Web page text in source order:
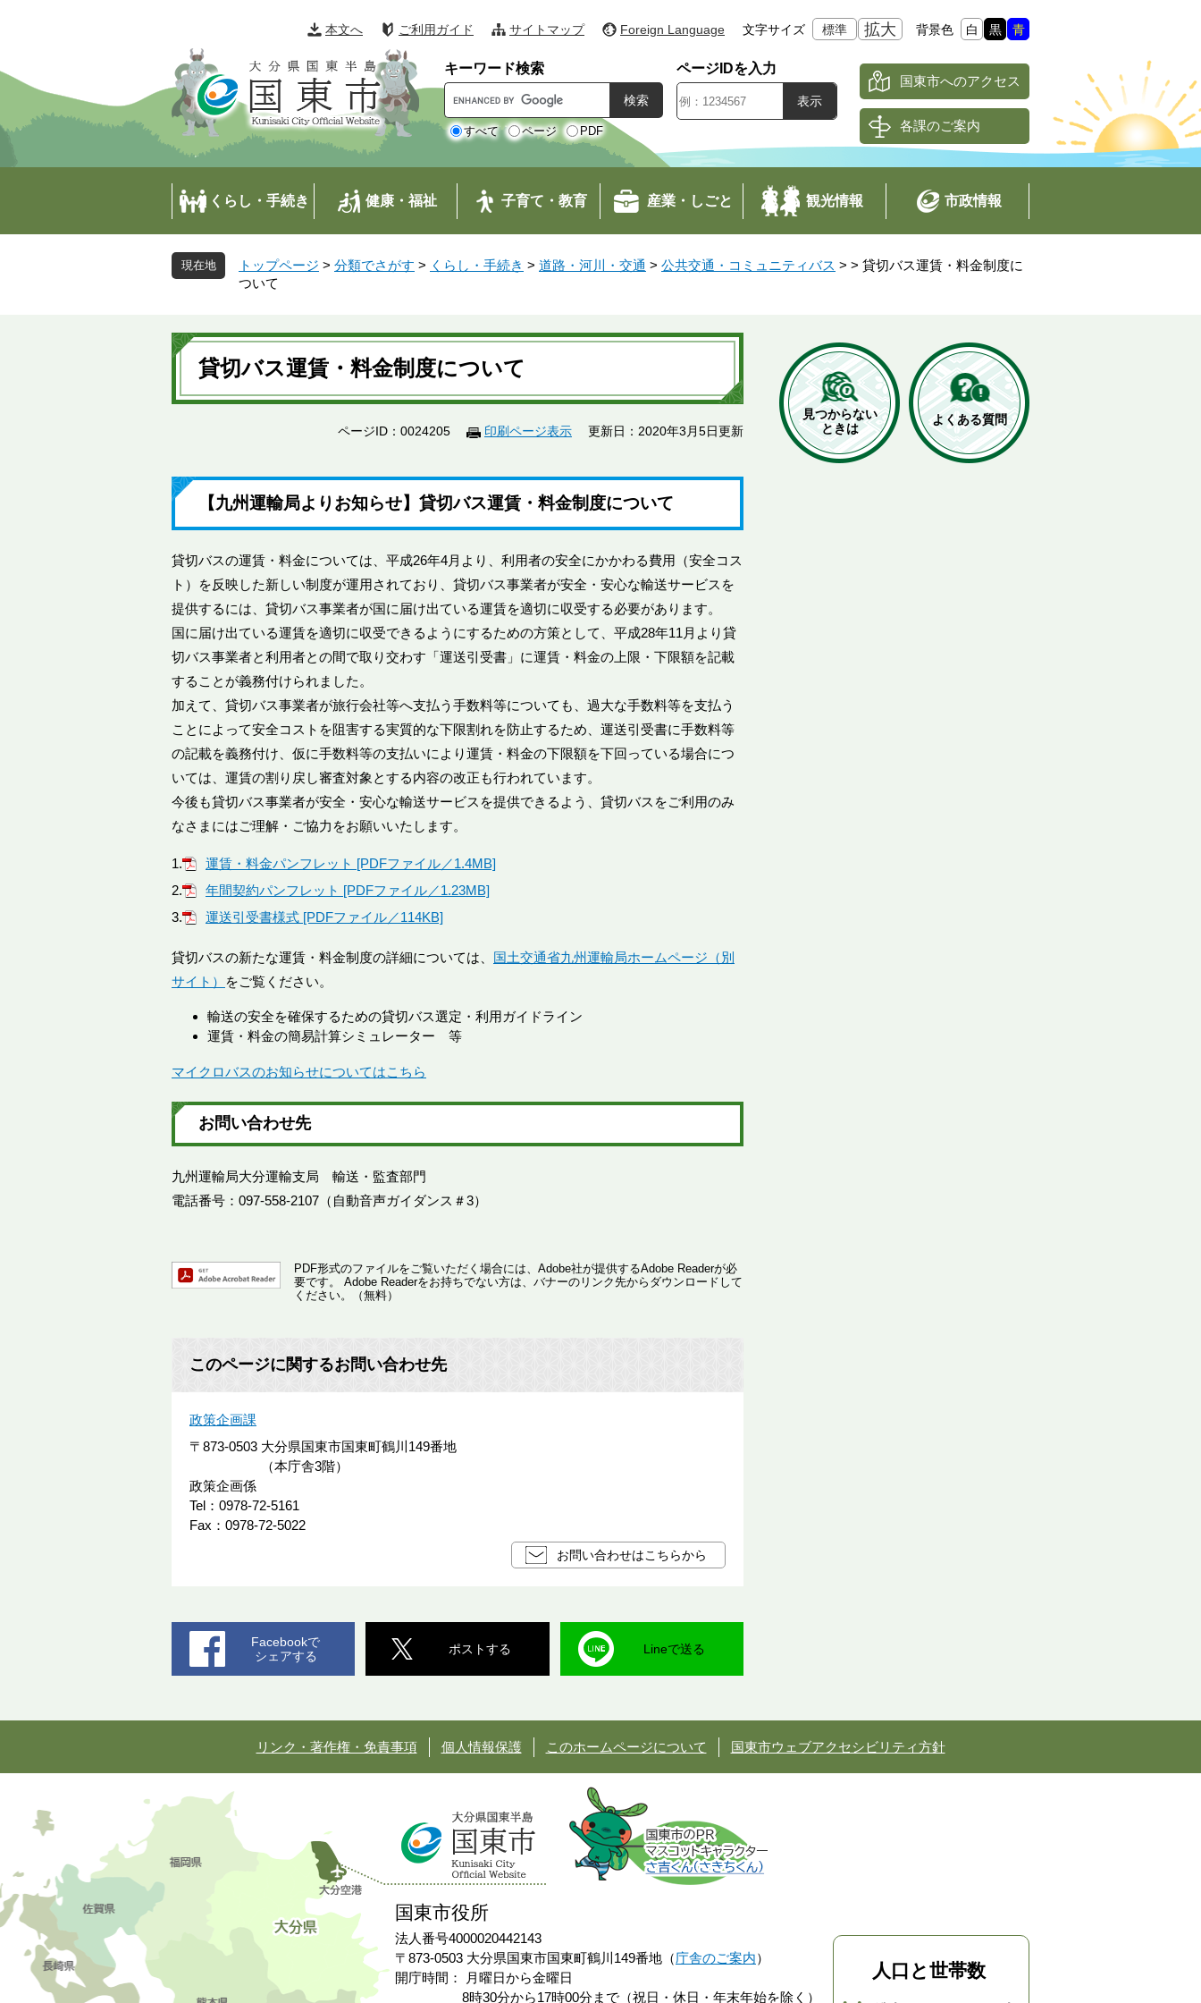
の
で
す
。
ー
ば
し
て
本文へ ご利用ガイド サイトマップ Foreign Language 文字サイズ 標準 拡大 背景色 白 黒 青
キーワード検索
o
o
l
ム
すべて ページ PDF
ページIDを入力
国東市へのアクセス
各課のご案内
くらし・手続き 健康・福祉 子育て・教育 産業・しごと 観光情報 市政情報
トップページ > 分類でさがす > くらし・手続き > 道路・河川・交通 > 公共交通・コミュニティバス > > 貸切バス運賃・料金制度に
ついて
本
文
貸切バス運賃・料金制度について
ページID：0024205 印刷ページ表示 更新日：2020年3月5日更新
【九州運輸局よりお知らせ】貸切バス運賃・料金制度について
貸切バスの運賃・料金については、平成26年4月より、利用者の安全にかかわる費用（安全コス
ト）を反映した新しい制度が運用されており、貸切バス事業者が安全・安心な輸送サービスを
提供するには、貸切バス事業者が国に届け出ている運賃を適切に収受する必要があります。
国に届け出ている運賃を適切に収受できるようにするための方策として、平成28年11月より貸
切バス事業者と利用者との間で取り交わす「運送引受書」に運賃・料金の上限・下限額を記載
することが義務付けられました。
加えて、貸切バス事業者が旅行会社等へ支払う手数料等についても、過大な手数料等を支払う
ことによって安全コストを阻害する実質的な下限割れを防止するため、運送引受書に手数料等
の記載を義務付け、仮に手数料等の支払いにより運賃・料金の下限額を下回っている場合につ
いては、運賃の割り戻し審査対象とする内容の改正も行われています。
今後も貸切バス事業者が安全・安心な輸送サービスを提供できるよう、貸切バスをご利用のみ
なさまにはご理解・ご協力をお願いいたします。
1.
運賃・料金パンフレット [PDFファイル／1.4MB]
2.
年間契約パンフレット [PDFファイル／1.23MB]
3.
運送引受書様式 [PDFファイル／114KB]
貸切バスの新たな運賃・料金制度の詳細については、 国土交通省九州運輸局ホームページ（別
サイト）
をご覧ください。
輸送の安全を確保するための貸切バス選定・利用ガイドライン
運賃・料金の簡易計算シミュレーター 等
マイクロバスのお知らせについてはこちら
お問い合わせ先
九州運輸局大分運輸支局 輸送・監査部門
電話番号：097-558-2107（自動音声ガイダンス＃3）
PDF形式のファイルをご覧いただく場合には、Adobe社が提供するAdobe Readerが必
要です。
Adobe Readerをお持ちでない方は、バナーのリンク先からダウンロードして
ください。（無料）
このページに関するお問い合わせ先
政策企画課
〒873-0503 大分県国東市国東町鶴川149番地
（本庁舎3階）
政策企画係
Tel：0978-72-5161
Fax：0978-72-5022
お問い合わせはこちらから
Facebookで
シェアする
ポストする Lineで送る
見つからない
ときは
よくある質問
リンク・著作権・免責事項 個人情報保護 このホームページについて 国東市ウェブアクセシビリティ方針
国東市役所
法人番号4000020442143
〒873-0503 大分県国東市国東町鶴川149番地（庁舎のご案内）
開庁時間：
月曜日から金曜日
8時30分から17時00分まで（祝日・休日・年末年始を除く）
人口と世帯数